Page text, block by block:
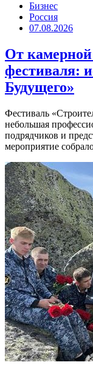
Бизнес
Россия
07.08.2026
От камерной
фестиваля:
Будущего»
Фестиваль
небольшая
подрядчиков и
мероприятие